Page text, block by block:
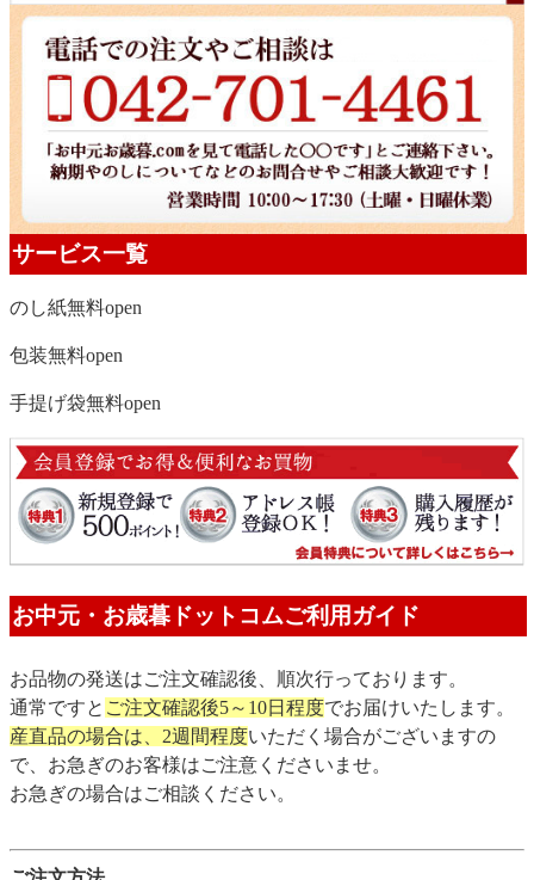
サービス一覧
のし紙無料open
包装無料open
手提げ袋無料open
お中元・お歳暮ドットコムご利用ガイド
お品物の発送はご注文確認後、順次行っております。
通常ですと ご注文確認後5～10日程度でお届けいたします。
産直品の場合は、2週間程度いただく場合がございますの
で、お急ぎのお客様はご注意くださいませ。
お急ぎの場合はご相談ください。